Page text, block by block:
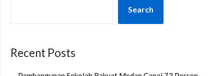
Search
Recent Posts